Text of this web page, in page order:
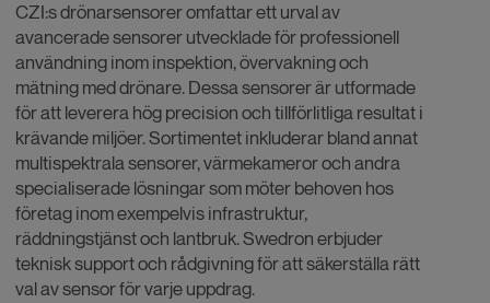
CZI:s drönarsensorer omfattar ett urval av
avancerade sensorer utvecklade för professionell
användning inom inspektion, övervakning och
mätning med drönare. Dessa sensorer är utformade
för att leverera hög precision och tillförlitliga resultat i
krävande miljöer. Sortimentet inkluderar bland annat
multispektrala sensorer, värmekameror och andra
specialiserade lösningar som möter behoven hos
företag inom exempelvis infrastruktur,
räddningstjänst och lantbruk. Swedron erbjuder
teknisk support och rådgivning för att säkerställa rätt
val av sensor för varje uppdrag.